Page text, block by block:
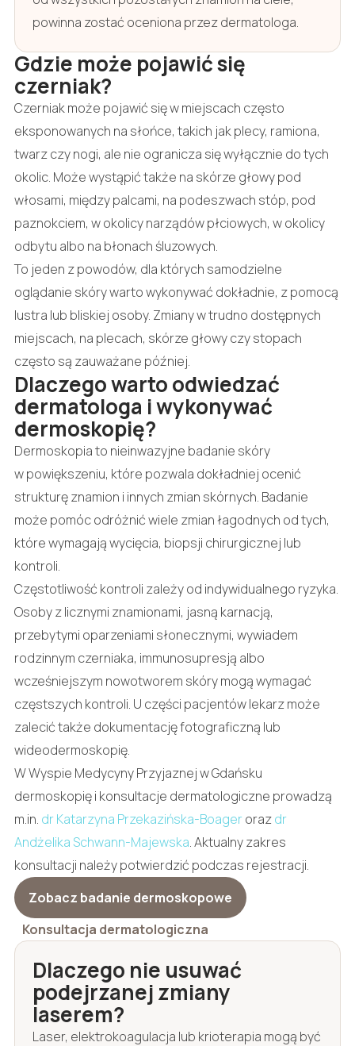
powinna zostać oceniona przez dermatologa.
Gdzie może pojawić się
czerniak?
Czerniak może pojawić się w miejscach często
eksponowanych na słońce, takich jak plecy, ramiona,
twarz czy nogi, ale nie ogranicza się wyłącznie do tych
okolic. Może wystąpić także na skórze głowy pod
włosami, między palcami, na podeszwach stóp, pod
paznokciem, w okolicy narządów płciowych, w okolicy
odbytu albo na błonach śluzowych.
To jeden z powodów, dla których samodzielne
oglądanie skóry warto wykonywać dokładnie, z pomocą
lustra lub bliskiej osoby. Zmiany w trudno dostępnych
miejscach, na plecach, skórze głowy czy stopach
często są zauważane później.
Dlaczego warto odwiedzać
dermatologa i wykonywać
dermoskopię?
Dermoskopia to nieinwazyjne badanie skóry
w powiększeniu, które pozwala dokładniej ocenić
strukturę znamion i innych zmian skórnych. Badanie
może pomóc odróżnić wiele zmian łagodnych od tych,
które wymagają wycięcia, biopsji chirurgicznej lub
kontroli.
Częstotliwość kontroli zależy od indywidualnego ryzyka.
Osoby z licznymi znamionami, jasną karnacją,
przebytymi oparzeniami słonecznymi, wywiadem
rodzinnym czerniaka, immunosupresją albo
wcześniejszym nowotworem skóry mogą wymagać
częstszych kontroli. U części pacjentów lekarz może
zalecić także dokumentację fotograficzną lub
wideodermoskopię.
W Wyspie Medycyny Przyjaznej w Gdańsku
dermoskopię i konsultacje dermatologiczne prowadzą
m.in. dr Katarzyna Przekazińska-Boagerorazdr
Andżelika Schwann-Majewska. Aktualny zakres
konsultacji należy potwierdzić podczas rejestracji.
Zobacz badanie dermoskopowe
Konsultacja dermatologiczna
Dlaczego nie usuwać
podejrzanej zmiany
laserem?
Laser, elektrokoagulacja lub krioterapia mogą być